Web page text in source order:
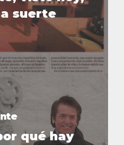
suerte
qué hay